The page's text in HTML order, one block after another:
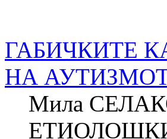
ГАБИЧКИТЕ
НА
Мила